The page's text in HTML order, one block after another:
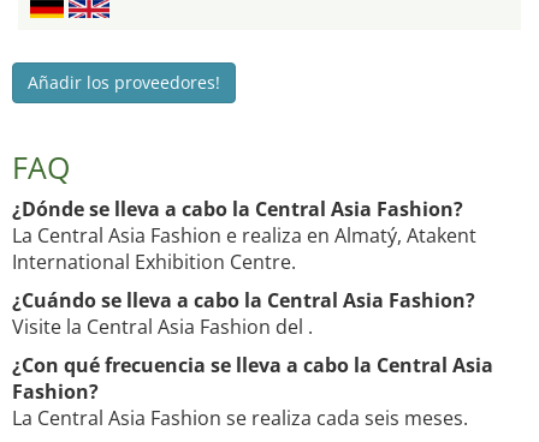
Añadir los proveedores!
FAQ
¿Dónde se lleva a cabo la Central Asia Fashion?
La Central Asia Fashion e realiza en Almatý, Atakent
International Exhibition Centre.
¿Cuándo se lleva a cabo la Central Asia Fashion?
Visite la Central Asia Fashion del .
¿Con qué frecuencia se lleva a cabo la Central Asia
Fashion?
La Central Asia Fashion se realiza cada seis meses.